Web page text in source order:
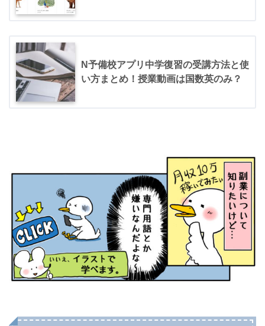
N予備校アプリ中学復習の受講方法と使
い方まとめ！授業動画は国数英のみ？